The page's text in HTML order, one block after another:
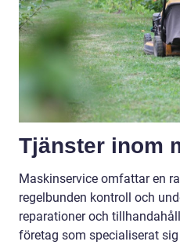
Tjänster inom
Maskinservice omfattar en
regelbunden kontroll och
reparationer och
företag som specialiserat